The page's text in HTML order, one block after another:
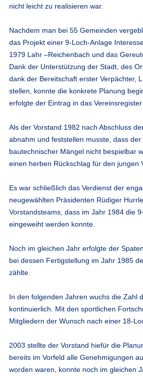
nicht leicht zu realisieren war.
Nachdem man bei 55 Gemeinden
das Projekt einer 9-Loch-Anlage
1979 Lahr –Reichenbach und das
Dank der Unterstützung der Stadt, des
dank der Bereitschaft erster Verpächter,
stellen, konnte die konkrete Planung
erfolgte der Eintrag in das Vereinsregister
Als der Vorstand 1982 nach Abschluss
abnahm und feststellen musste, dass der
bautechnischer Mängel nicht bespielbar
einen herben Rückschlag für den jungen
Es war schließlich das Verdienst der
neugewählten Präsidenten Rüdiger
Vorstandsteams, dass im Jahr 1984 die
eingeweiht werden konnte.
Noch im gleichen Jahr erfolgte der
bei dessen Fertigstellung im Jahr 1985
zählte.
In den folgenden Jahren wuchs die Zahl
kontinuierlich. Mit den sportlichen
Mitgliedern der Wunsch nach einer 18-
2003 stellte der Vorstand hiefür die
bereits im Vorfeld alle Genehmigungen
worden waren, konnte noch im gleichen